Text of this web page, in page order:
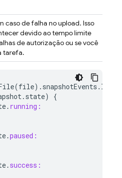
caso de falha no upload. Isso
devido ao tempo limite
de autorização ou se você
tarefa.
(file). snapshotEvents .
. state)
{
. running:
.paused:
. success: